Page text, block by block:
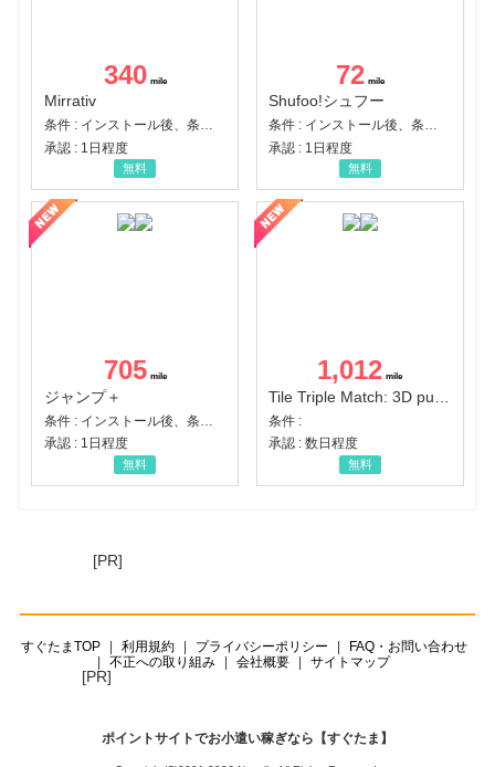
340
Mirrativ
条件 : インストール後、条件達成
承認 : 1日程度
無料
72
Shufoo!シュフー
条件 : インストール後、条件達成
承認 : 1日程度
無料
705
ジャンプ＋
承認 : 1日程度
無料
1,012
条件 :
承認 : 数日程度
無料
[PR]
すぐたまTOP 利用規約 プライバシーポリシー
FAQ・お問い合わせ
不正への取り組み
会社概要 サイトマップ
[PR]
ポイントサイトでお小遣い稼ぎなら【すぐたま】